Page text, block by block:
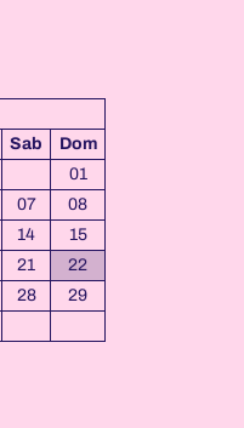
Sab
Dom
01
07
08
14
15
21
22
28
29